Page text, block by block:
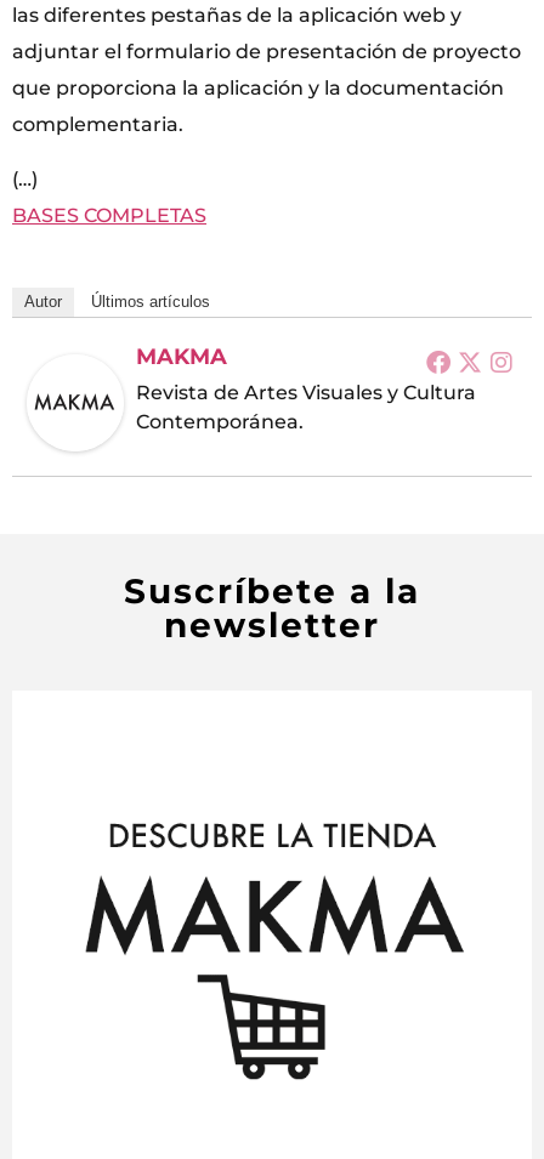
las diferentes pestañas de la aplicación web y
adjuntar el formulario de presentación de proyecto
que proporciona la aplicación y la documentación
complementaria.
(…)
BASES COMPLETAS
Autor Últimos artículos
MAKMA
Revista de Artes Visuales y Cultura
Contemporánea.
Suscríbete a la
newsletter